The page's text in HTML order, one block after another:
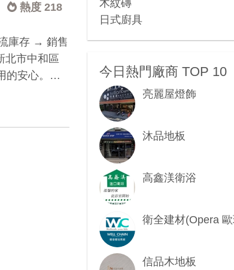
熱度 218
庫存 → 銷售
市中和區
的安心。…
木紋磚
日式廚具
今日熱門廠商 TOP 10
亮麗屋燈飾
沐品地板
高鑫渼衛浴
衛全建材(Opera
信品木地板